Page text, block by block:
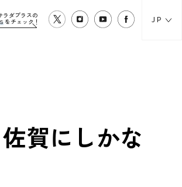
ラダプラスの
をチェック！ JP
賀にしかな